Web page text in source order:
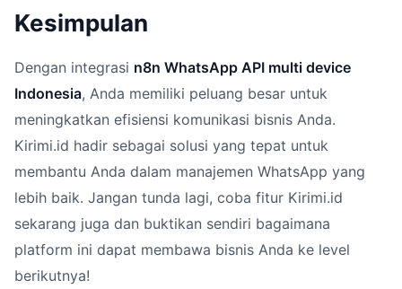
Kesimpulan
Dengan integrasi n8n WhatsApp API multi device
Indonesia, Anda memiliki peluang besar untuk
meningkatkan efisiensi komunikasi bisnis Anda.
Kirimi.id hadir sebagai solusi yang tepat untuk
membantu Anda dalam manajemen WhatsApp yang
lebih baik. Jangan tunda lagi, coba fitur Kirimi.id
sekarang juga dan buktikan sendiri bagaimana
platform ini dapat membawa bisnis Anda ke level
berikutnya!